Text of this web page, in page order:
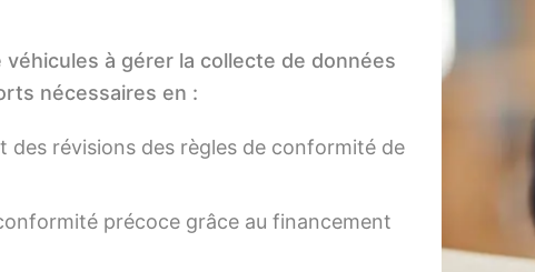
véhicules à gérer la collecte de données
nécessaires en :
des révisions des règles de conformité de
précoce grâce au financement